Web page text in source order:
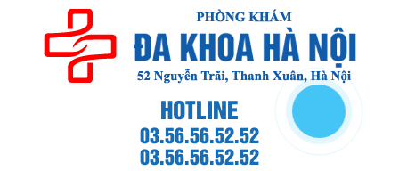
HOTLINE
03.56.56.52.52
03.56.56.52.52